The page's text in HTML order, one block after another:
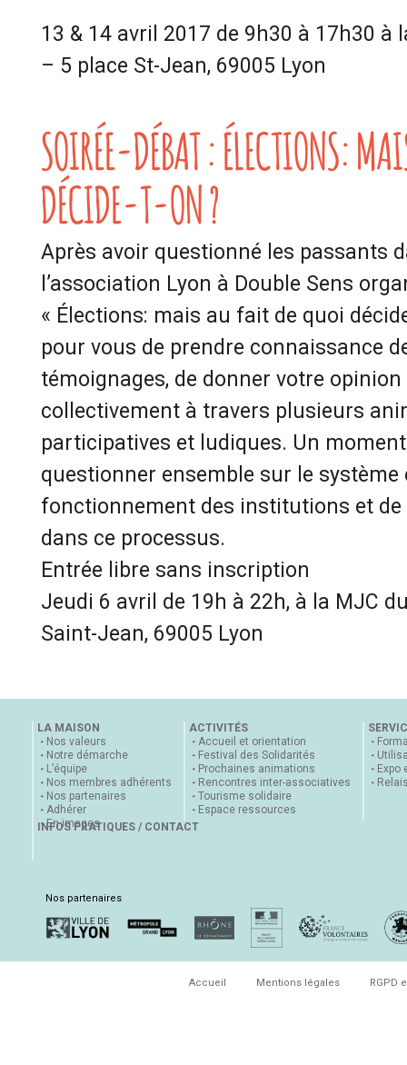
13 & 14 avril 2017 de 9h30 à 17h30 à
– 5 place St-Jean, 69005 Lyon
SOIRÉE-DÉBAT : ÉLECTIONS:
DÉCIDE-T-ON ?
Après avoir questionné les passants
l’association Lyon à Double Sens
« Élections: mais au fait de quoi
pour vous de prendre connaissance
témoignages, de donner votre
collectivement à travers plusieurs
participatives et ludiques. Un
questionner ensemble sur le système
fonctionnement des institutions et de
dans ce processus.
Entrée libre sans inscription
Jeudi 6 avril de 19h à 22h, à la MJC
Saint-Jean, 69005 Lyon
LA MAISON
Nos valeurs
Notre démarche
L’équipe
Nos membres adhérents
Nos partenaires
Adhérer
En images
ACTIVITÉS
Accueil et orientation
Festival des Solidarités
Prochaines animations
Rencontres inter-associatives
Tourisme solidaire
Espace ressources
Expo
INFOS PRATIQUES / CONTACT
Nos partenaires
Accueil Mentions légales RGPD